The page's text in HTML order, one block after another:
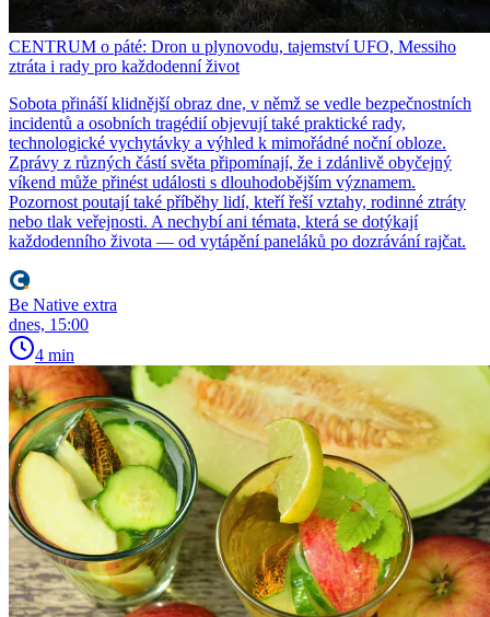
CENTRUM o páté: Dron u plynovodu, tajemství UFO, Messiho
ztráta i rady pro každodenní život
Sobota přináší klidnější obraz dne, v němž se vedle bezpečnostních
incidentů a osobních tragédií objevují také praktické rady,
technologické vychytávky a výhled k mimořádné noční obloze.
Zprávy z různých částí světa připomínají, že i zdánlivě obyčejný
víkend může přinést události s dlouhodobějším významem.
Pozornost poutají také příběhy lidí, kteří řeší vztahy, rodinné ztráty
nebo tlak veřejnosti. A nechybí ani témata, která se dotýkají
každodenního života — od vytápění paneláků po dozrávání rajčat.
Be Native extra
dnes, 15:00
4 min